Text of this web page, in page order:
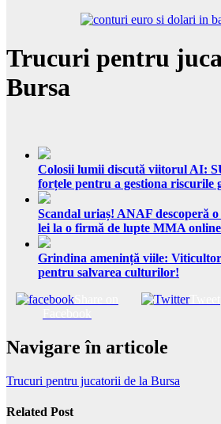
Trucuri pentru
Bursa
Colosii lumii discută viitorul AI:
forțele pentru a gestiona riscurile
Scandal uriaș! ANAF descoperă
lei la o firmă de lupte MMA
Grindina amenință viile:
pentru salvarea culturilor!
Tweet
Navigare în articole
Trucuri pentru jucatorii de la Bursa
Related Post